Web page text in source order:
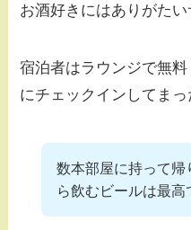
お酒好きにはありがたい
宿泊者はラウンジで無
にチェックインしてまっ
数本部屋に持って帰
ら飲むビールは最高